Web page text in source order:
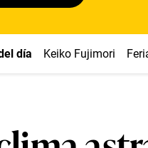
día Keiko Fujimori